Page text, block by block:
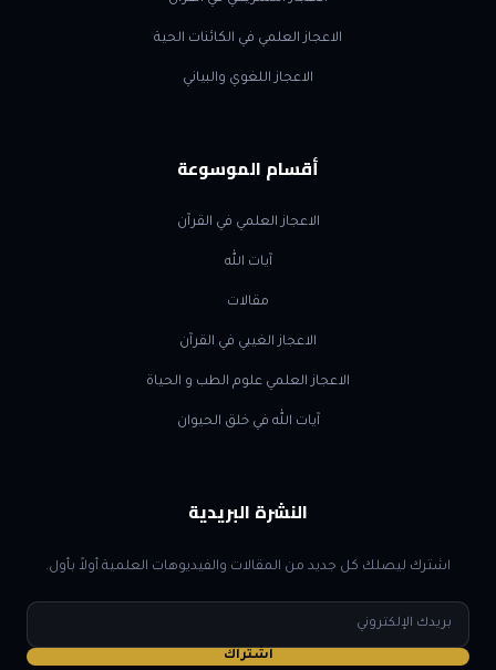
الاعجاز العلمي في الكائنات الحية
الاعجاز اللغوي والبياني
أقسام الموسوعة
الاعجاز العلمي في القرآن
آيات الله
مقالات
الاعجاز الغيبي في القرآن
الاعجاز العلمي علوم الطب و الحياة
آيات الله في خلق الحيوان
النشرة البريدية
اشترك ليصلك كل جديد من المقالات والفيديوهات العلمية أولاً بأول.
البريد
الإلكتروني
اشتراك